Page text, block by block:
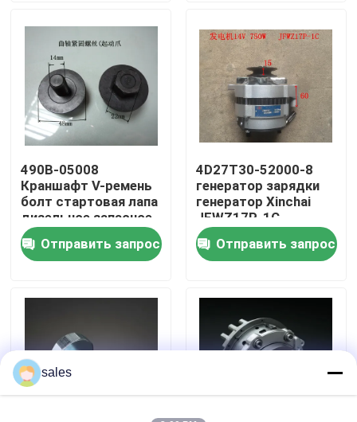
Видеозаписи
О нас
Экскурсия по заводу
Контроль качества
Свяжитесь с нами
Сборка двигателя
490B-05008
Краншафт V-ремень
болт стартовая лапа
дизельное запасное
топливо
Отправить запрос
4D27T30-52000-8
генератор зарядки
генератор Xinchai
JFWZ17P-1C
Отправить запрос
sales